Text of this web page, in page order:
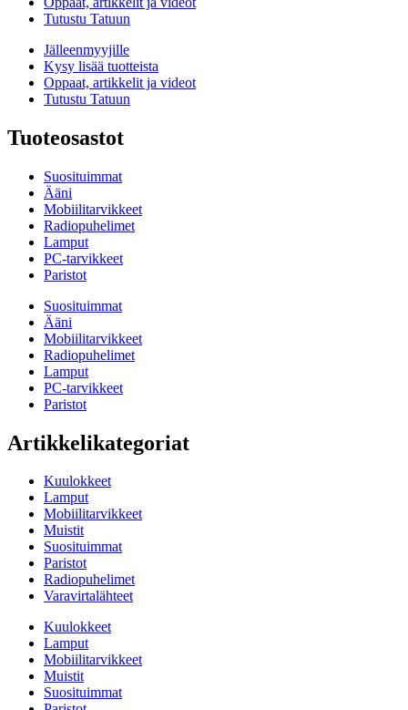
Tutustu Tatuun
Jälleenmyyjille
Kysy lisää tuotteista
Oppaat, artikkelit ja videot
Tutustu Tatuun
Tuoteosastot
Suosituimmat
Ääni
Mobiilitarvikkeet
Radiopuhelimet
Lamput
PC-tarvikkeet
Paristot
Suosituimmat
Ääni
Mobiilitarvikkeet
Radiopuhelimet
Lamput
PC-tarvikkeet
Paristot
Artikkelikategoriat
Kuulokkeet
Lamput
Mobiilitarvikkeet
Muistit
Suosituimmat
Paristot
Radiopuhelimet
Varavirtalähteet
Kuulokkeet
Lamput
Mobiilitarvikkeet
Muistit
Suosituimmat